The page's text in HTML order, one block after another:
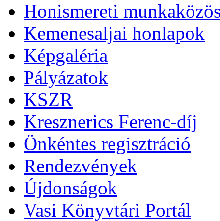
Honismereti
Kemenesaljai honlapok
Képgaléria
Pályázatok
KSZR
Kresznerics Ferenc-díj
Önkéntes regisztráció
Rendezvények
Újdonságok
Vasi Könyvtári Portál